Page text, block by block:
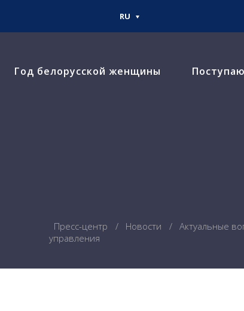
Год белорусской женщины
RU
Пресс-центр Новости
Актуальные
управления